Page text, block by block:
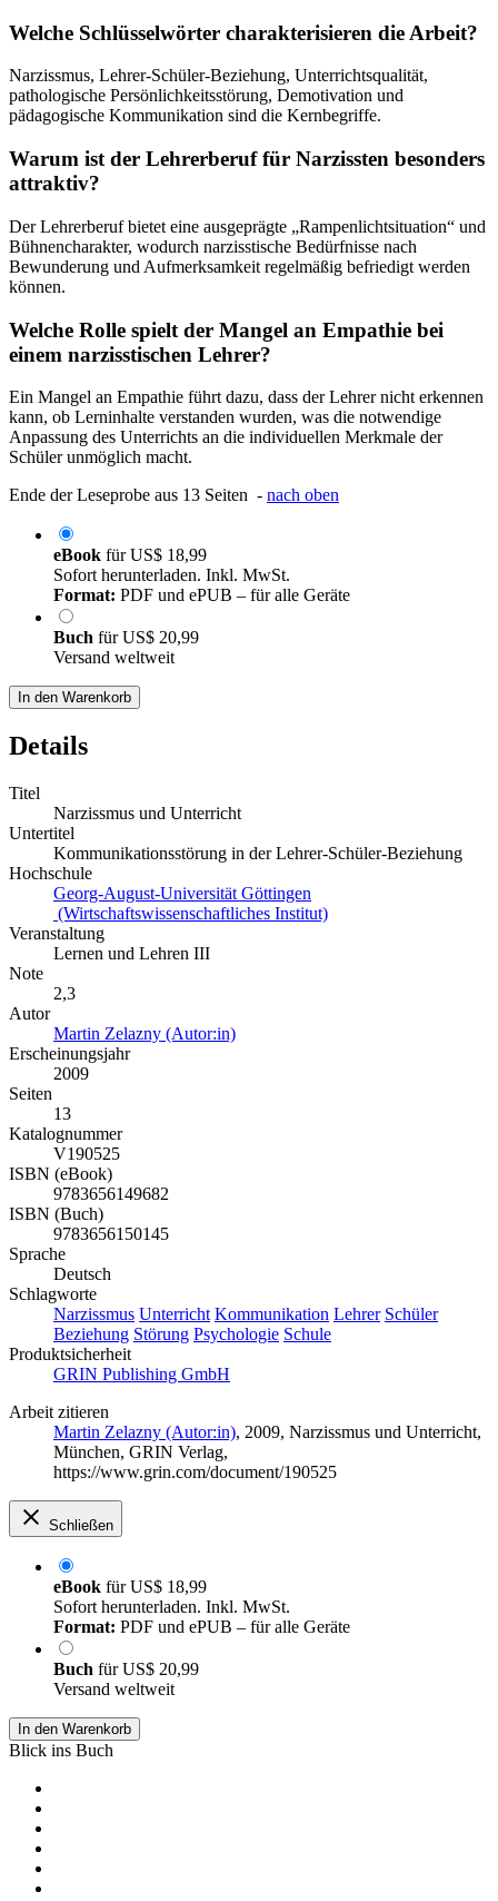
Welche Schlüsselwörter charakterisieren die Arbeit?
Narzissmus, Lehrer-Schüler-Beziehung, Unterrichtsqualität,
pathologische Persönlichkeitsstörung, Demotivation und
pädagogische Kommunikation sind die Kernbegriffe.
Warum ist der Lehrerberuf für Narzissten besonders
attraktiv?
Der Lehrerberuf bietet eine ausgeprägte „Rampenlichtsituation“ und
Bühnencharakter, wodurch narzisstische Bedürfnisse nach
Bewunderung und Aufmerksamkeit regelmäßig befriedigt werden
können.
Welche Rolle spielt der Mangel an Empathie bei
einem narzisstischen Lehrer?
Ein Mangel an Empathie führt dazu, dass der Lehrer nicht erkennen
kann, ob Lerninhalte verstanden wurden, was die notwendige
Anpassung des Unterrichts an die individuellen Merkmale der
Schüler unmöglich macht.
Ende der Leseprobe aus 13 Seiten - nach oben
eBook fürUS$ 18,99
Sofort herunterladen. Inkl. MwSt.
Format: PDF und ePUB – für alle Geräte
Buch fürUS$ 20,99
Versand weltweit
In den Warenkorb
Details
Titel
Narzissmus und Unterricht
Untertitel
Kommunikationsstörung in der Lehrer-Schüler-Beziehung
Hochschule
Georg-August-Universität Göttingen
(Wirtschaftswissenschaftliches Institut)
Veranstaltung
Lernen und Lehren III
Note
2,3
Autor
Martin Zelazny (Autor:in)
Erscheinungsjahr
2009
Seiten
13
Katalognummer
V190525
ISBN (eBook)
9783656149682
ISBN (Buch)
9783656150145
Sprache
Deutsch
Schlagworte
Narzissmus Unterricht Kommunikation Lehrer Schüler
Beziehung Störung Psychologie Schule
Produktsicherheit
GRIN Publishing GmbH
Arbeit zitieren
Martin Zelazny (Autor:in), 2009, Narzissmus und Unterricht,
München, GRIN Verlag,
https://www.grin.com/document/190525
Schließen
eBook fürUS$ 18,99
Sofort herunterladen. Inkl. MwSt.
Format: PDF und ePUB – für alle Geräte
Buch fürUS$ 20,99
Versand weltweit
In den Warenkorb
Blick ins Buch